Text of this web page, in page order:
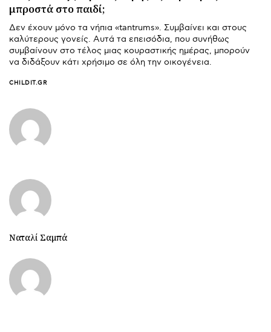
μπροστά στο παιδί;
Δεν έχουν μόνο τα νήπια «tantrums». Συμβαίνει και στους
καλύτερους γονείς. Αυτά τα επεισόδια, που συνήθως
συμβαίνουν στο τέλος μιας κουραστικής ημέρας, μπορούν
να διδάξουν κάτι χρήσιμο σε όλη την οικογένεια.
CHILDIT.GR
Ναταλί Σαμπά